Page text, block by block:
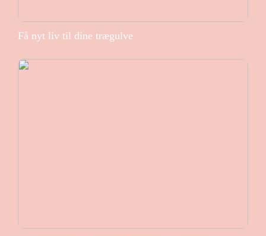
Få nyt liv til dine trægulve